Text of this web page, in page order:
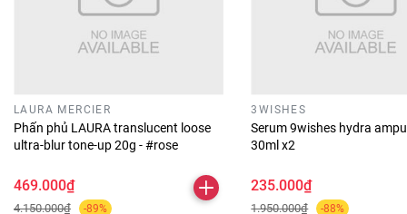
LAURA MERCIER
Phấn phủ LAURA translucent loose
ultra-blur tone-up 20g - #rose
469.000₫
4.150.000₫ -89%
3WISHES
Serum 9wishes hydra
30ml x2
235.000₫
1.950.000₫ -88%